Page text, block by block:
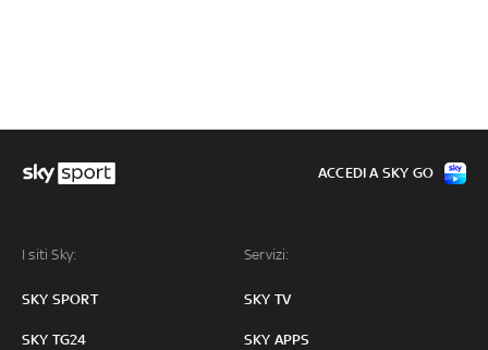
I siti Sky:
SKY SPORT
SKY TG24
Servizi:
SKY TV
SKY APPS
ACCEDI A SKY GO